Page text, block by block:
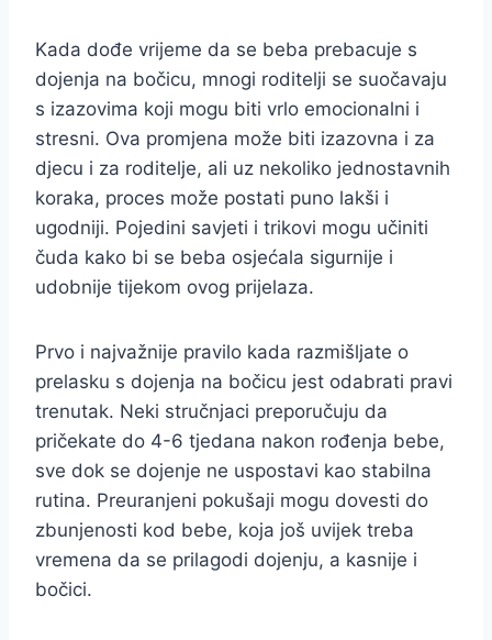
Kada dođe vrijeme da se beba prebacuje s
dojenja na bočicu, mnogi roditelji se suočavaju
s izazovima koji mogu biti vrlo emocionalni i
stresni. Ova promjena može biti izazovna i za
djecu i za roditelje, ali uz nekoliko jednostavnih
koraka, proces može postati puno lakši i
ugodniji. Pojedini savjeti i trikovi mogu učiniti
čuda kako bi se beba osjećala sigurnije i
udobnije tijekom ovog prijelaza.
Prvo i najvažnije pravilo kada razmišljate o
prelasku s dojenja na bočicu jest odabrati pravi
trenutak. Neki stručnjaci preporučuju da
pričekate do 4-6 tjedana nakon rođenja bebe,
sve dok se dojenje ne uspostavi kao stabilna
rutina. Preuranjeni pokušaji mogu dovesti do
zbunjenosti kod bebe, koja još uvijek treba
vremena da se prilagodi dojenju, a kasnije i
bočici.